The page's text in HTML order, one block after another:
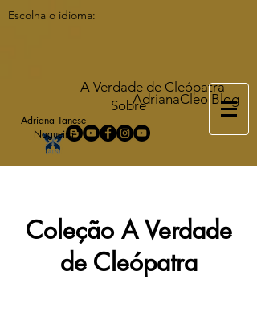
Escolha o idioma:
A Verdade de Cleópatra
Adriana Tanese
Nogueira
AdrianaCleo Blog
Sobre
Coleção A Verdade
de Cleópatra